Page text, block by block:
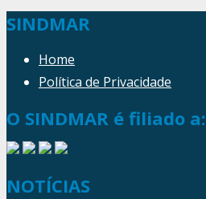
SINDMAR
Home
Política de Privacidade
O SINDMAR é filiado a:
NOTÍCIAS